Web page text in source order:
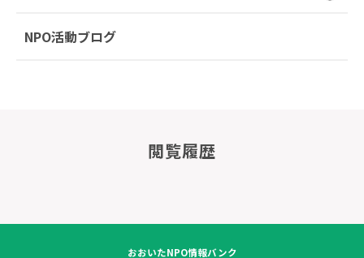
NPO活動ブログ
閲覧履歴
おおいたNPO情報バンク